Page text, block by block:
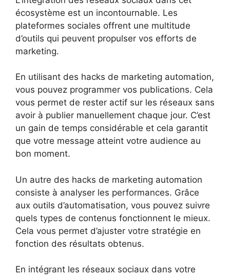
écosystème est un incontournable. Les
plateformes sociales offrent une multitude
d’outils qui peuvent propulser vos efforts de
marketing.
En utilisant des hacks de marketing automation,
vous pouvez programmer vos publications. Cela
vous permet de rester actif sur les réseaux sans
avoir à publier manuellement chaque jour. C’est
un gain de temps considérable et cela garantit
que votre message atteint votre audience au
bon moment.
Un autre des hacks de marketing automation
consiste à analyser les performances. Grâce
aux outils d’automatisation, vous pouvez suivre
quels types de contenus fonctionnent le mieux.
Cela vous permet d’ajuster votre stratégie en
fonction des résultats obtenus.
En intégrant les réseaux sociaux dans votre